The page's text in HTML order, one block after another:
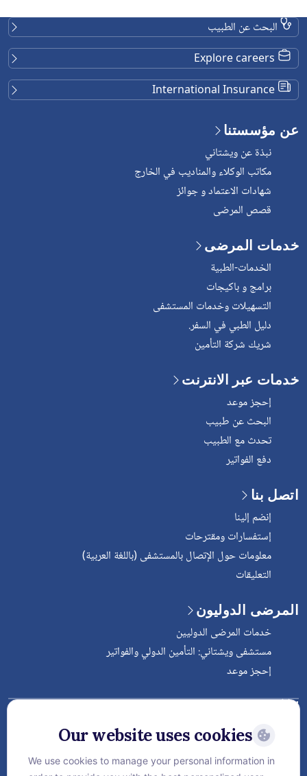
البحث عن الطبيب
عن مؤسستنا
نبذة عن ويشتاني
مكاتب الوكلاء والمناديب في الخارج
شهادات الاعتماد و جوائز
قصص المرضى
خدمات المرضى
الخدمات-الطبية
برامج و باكيجات
التسهيلات وخدمات المستشفى
دليل الطبي في السفر.
شريك شركة التأمين
خدمات عبر الانترنت
إحجز موعد
البحث عن طبيب
تحدث مع الطبيب
دفع الفواتير
اتصل بنا
إنضم إلينا
إستفسارات ومقترحات
معلومات حول الإتصال بالمستشفى (باللغة العربية)
التعليقات
المرضى الدوليون
خدمات المرضى الدوليين
مستشفى ويشتاني: التأمين الدولي والفواتير
إحجز موعد
Follow Vejthani International
Hospital
Our website uses cookies
We use cookies to manage your personal information in